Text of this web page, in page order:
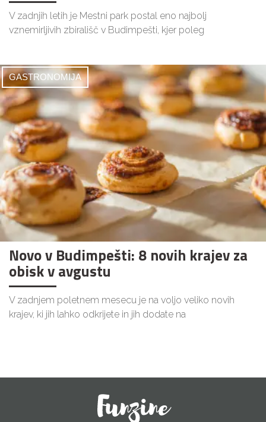
V zadnjih letih je Mestni park postal eno najbolj
vznemirljivih zbirališč v Budimpešti, kjer poleg
GASTRONOMIJA
Novo v Budimpešti: 8 novih krajev za
obisk v avgustu
V zadnjem poletnem mesecu je na voljo veliko novih
krajev, ki jih lahko odkrijete in jih dodate na